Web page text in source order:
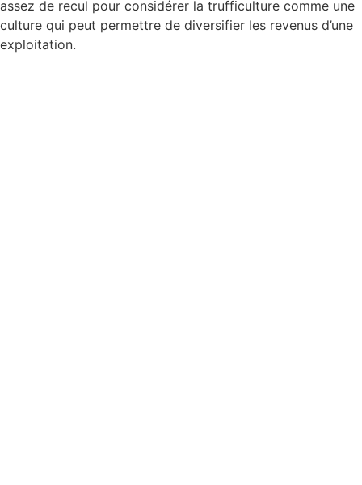
assez de recul pour considérer la trufficulture comme une
culture qui peut permettre de diversifier les revenus d’une
exploitation.